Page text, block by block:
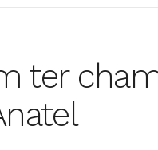
ter